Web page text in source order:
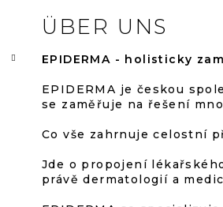
ÜBER UNS
EPIDERMA - holisticky
EPIDERMA je českou
se zaměřuje na řešení
Co vše zahrnuje celostní
Jde o propojení
právě dermatologií a